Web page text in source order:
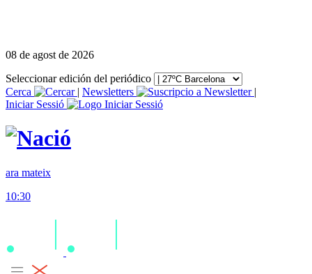
08 de agost de 2026
Seleccionar edición del periódico
Cerca
| Newsletters
|
Iniciar Sessió
ara mateix
10:30